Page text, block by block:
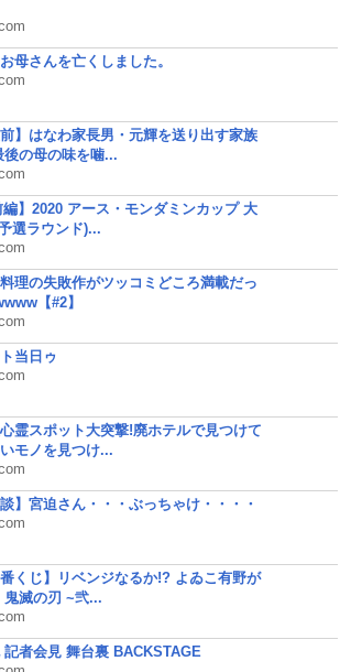
お母さんを亡くしました。
前】はなわ家長男・元輝を送り出す家族
後の母の味を噛...
編】2020 アース・モンダミンカップ 大
選ラウンド)...
料理の失敗作がツッコミどころ満載だっ
【#2】
当日ゥ
霊スポット大突撃!廃ホテルで見つけて
モノを見つけ...
談】宮迫さん・・・ぶっちゃけ・・・・
番くじ】リベンジなるか!? よゐこ有野が
鬼滅の刃 ~弐...
記者会見 舞台裏 BACKSTAGE